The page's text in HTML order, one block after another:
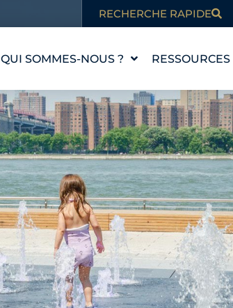
RECHERCHE RAPIDE
QUI SOMMES-NOUS ?
NOTRE HISTOIRE
NOS VALEURS
RENCONTRER
L'ÉQUIPE
CARRIÈRES
RESSOURCES
BLOG
DANS